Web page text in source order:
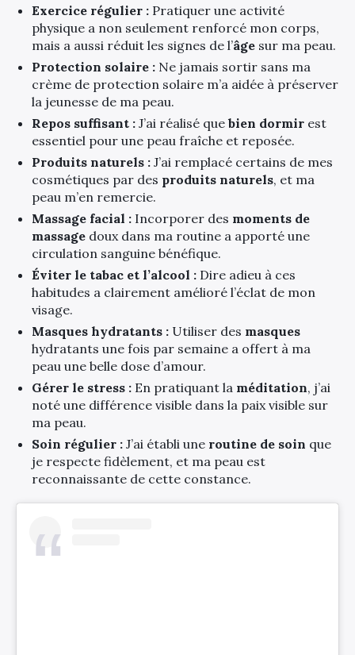
Exercice régulier : Pratiquer une activité
physique a non seulement renforcé mon corps,
mais a aussi réduit les signes de l’âge sur ma peau.
Protection solaire : Ne jamais sortir sans ma
crème de protection solaire m’a aidée à préserver
la jeunesse de ma peau.
Repos suffisant : J’ai réalisé que bien dormir est
essentiel pour une peau fraîche et reposée.
Produits naturels : J’ai remplacé certains de mes
cosmétiques par des produits naturels, et ma
peau m’en remercie.
Massage facial : Incorporer des moments de
massage doux dans ma routine a apporté une
circulation sanguine bénéfique.
Éviter le tabac et l’alcool : Dire adieu à ces
habitudes a clairement amélioré l’éclat de mon
visage.
Masques hydratants : Utiliser des masques
hydratants une fois par semaine a offert à ma
peau une belle dose d’amour.
Gérer le stress : En pratiquant la méditation, j’ai
noté une différence visible dans la paix visible sur
ma peau.
Soin régulier : J’ai établi une routine de soin que
je respecte fidèlement, et ma peau est
reconnaissante de cette constance.